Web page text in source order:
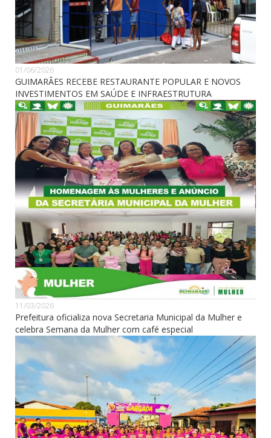
01/06/2026
GUIMARÃES RECEBE RESTAURANTE POPULAR E NOVOS
INVESTIMENTOS EM SAÚDE E INFRAESTRUTURA
11/03/2026
Prefeitura oficializa nova Secretaria Municipal da Mulher e
celebra Semana da Mulher com café especial